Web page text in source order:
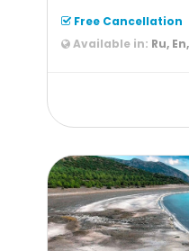
Free Cancellation
Available in: Ru,